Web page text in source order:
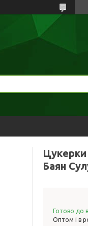
Баян
Готово до
Оптом і в